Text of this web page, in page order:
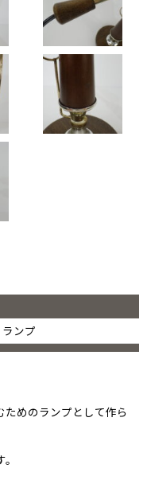
ンプ
めのランプとして作ら